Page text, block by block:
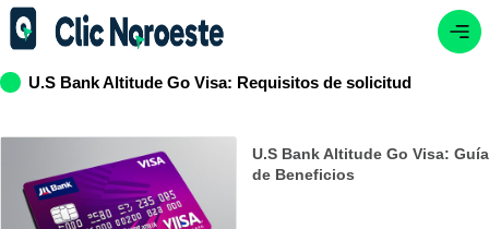
U.S Bank Altitude Go Visa: Requisitos de solicitud
U.S Bank Altitude Go Visa: Guía
de Beneficios